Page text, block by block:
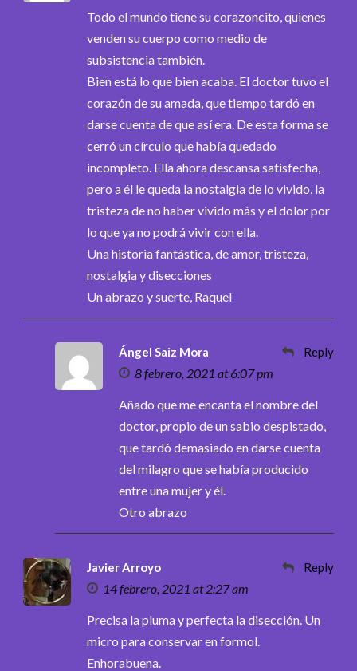
Todo el mundo tiene su corazoncito, quienes
venden su cuerpo como medio de
subsistencia también.
Bien está lo que bien acaba. El doctor tuvo el
corazón de su amada, que tiempo tardó en
darse cuenta de que así era. De esta forma se
cerró un círculo que había quedado
incompleto. Ella ahora descansa satisfecha,
pero a él le queda la nostalgia de lo vivido, la
tristeza de no haber vivido más y el dolor por
lo que ya no podrá vivir con ella.
Una historia fantástica, de amor, tristeza,
nostalgia y disecciones
Un abrazo y suerte, Raquel
Ángel Saiz Mora
8 febrero, 2021 at 6:07 pm
Reply
Añado que me encanta el nombre del
doctor, propio de un sabio despistado,
que tardó demasiado en darse cuenta
del milagro que se había producido
entre una mujer y él.
Otro abrazo
Javier Arroyo
14 febrero, 2021 at 2:27 am
Reply
Precisa la pluma y perfecta la disección. Un
micro para conservar en formol.
Enhorabuena.